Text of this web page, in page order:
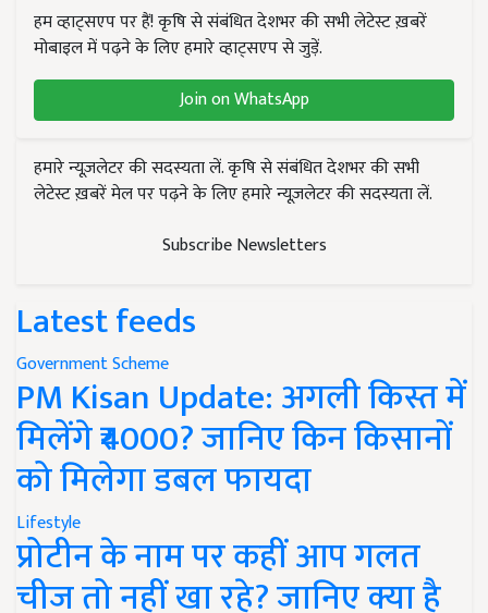
हम व्हाट्सएप पर हैं! कृषि से संबंधित देशभर की सभी लेटेस्ट ख़बरें
मोबाइल में पढ़ने के लिए हमारे व्हाट्सएप से जुड़ें.
Join on WhatsApp
हमारे न्यूज़लेटर की सदस्यता लें. कृषि से संबंधित देशभर की सभी
लेटेस्ट ख़बरें मेल पर पढ़ने के लिए हमारे न्यूज़लेटर की सदस्यता लें.
Subscribe Newsletters
Latest feeds
Government Scheme
PM Kisan Update: अगली किस्त में
मिलेंगे ₹4000? जानिए किन किसानों
को मिलेगा डबल फायदा
Lifestyle
प्रोटीन के नाम पर कहीं आप गलत
चीज तो नहीं खा रहे? जानिए क्या है